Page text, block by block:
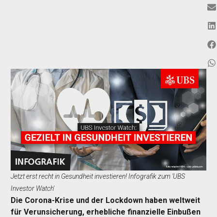
Jetzt erst recht in Gesundheit investieren! Infografik zum 'UBS
Investor Watch'
Die Corona-Krise und der Lockdown haben weltweit
für Verunsicherung, erhebliche finanzielle Einbußen